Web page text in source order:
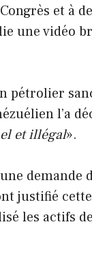
et à
une vidéo
pétrolier
l’a
et illégal».
justifié
les actifs